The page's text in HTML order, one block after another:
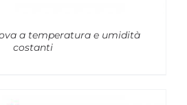
a temperatura e umidità
costanti